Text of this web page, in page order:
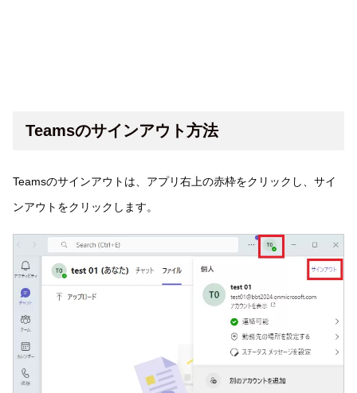
Teamsのサインアウト方法
Teamsのサインアウトは、アプリ右上の赤枠をクリックし、サイ
ンアウトをクリックします。